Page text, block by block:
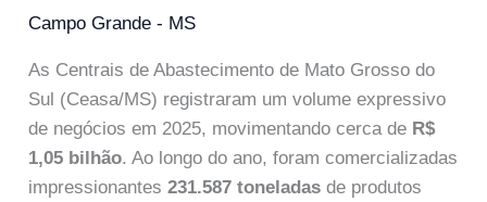
Campo Grande - MS
As Centrais de Abastecimento de Mato Grosso do
Sul (Ceasa/MS) registraram um volume expressivo
de negócios em 2025, movimentando cerca de R$
1,05 bilhão. Ao longo do ano, foram comercializadas
impressionantes231.587 toneladas de produtos